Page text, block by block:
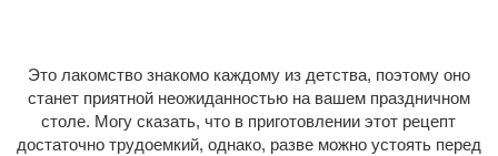
Это лакомство знакомо каждому из детства, поэтому оно
станет приятной неожиданностью на вашем праздничном
столе. Могу сказать, что в приготовлении этот рецепт
достаточно трудоемкий, однако, разве можно устоять перед